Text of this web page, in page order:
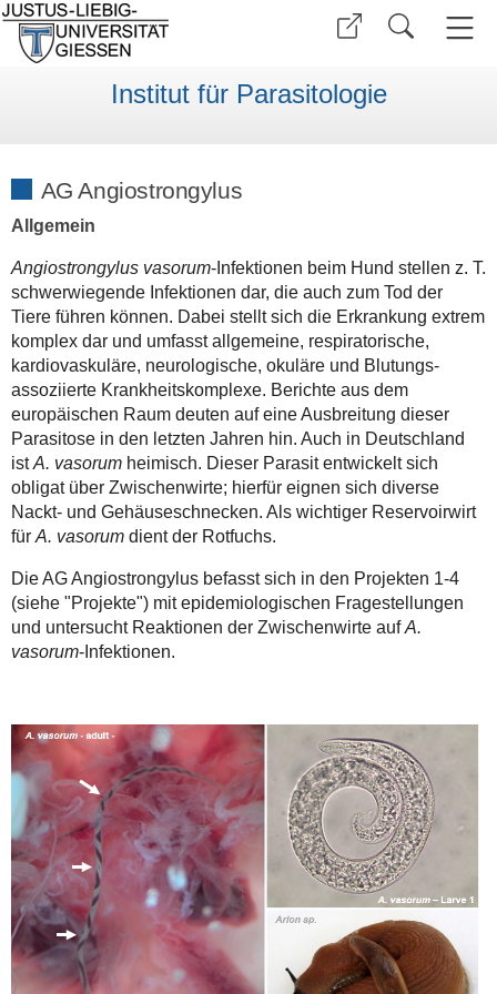
Institut für Parasitologie
AG Angiostrongylus
Allgemein
Angiostrongylus vasorum-Infektionen beim Hund stellen z. T.
schwerwiegende Infektionen dar, die auch zum Tod der
Tiere führen können. Dabei stellt sich die Erkrankung extrem
komplex dar und umfasst allgemeine, respiratorische,
kardiovaskuläre, neurologische, okuläre und Blutungs-
assoziierte Krankheitskomplexe. Berichte aus dem
europäischen Raum deuten auf eine Ausbreitung dieser
Parasitose in den letzten Jahren hin. Auch in Deutschland
istA. vasorumheimisch. Dieser Parasit entwickelt sich
obligat über Zwischenwirte; hierfür eignen sich diverse
Nackt- und Gehäuseschnecken. Als wichtiger Reservoirwirt
für A. vasorumdient der Rotfuchs.
Die AG Angiostrongylus befasst sich in den Projekten 1-4
(siehe "Projekte") mit epidemiologischen Fragestellungen
und untersucht Reaktionen der Zwischenwirte aufA.
vasorum-Infektionen.